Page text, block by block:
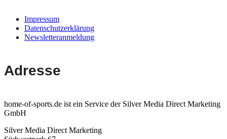
Impressum
Datenschutzerklärung
Newsletteranmeldung
Adresse
home-of-sports.de ist ein Service der Silver Media Direct Marketing
GmbH
Silver Media Direct Marketing